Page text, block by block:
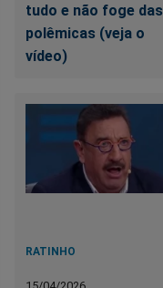
tudo e não foge das
polêmicas (veja o
vídeo)
RATINHO